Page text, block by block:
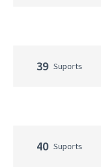
39 Suports
40 Suports